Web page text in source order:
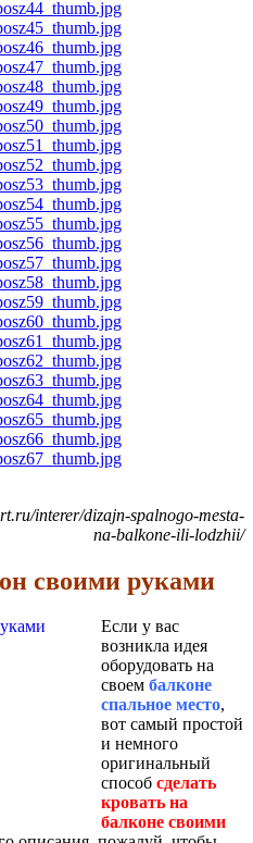
interer/dizajn-spalnogo-mesta-
na-balkone-ili-lodzhii/
своими руками
Если у вас
возникла идея
оборудовать на
своем балконе
спальное место,
вот самый простой
и немного
оригинальный
способ сделать
кровать на
балконе своими